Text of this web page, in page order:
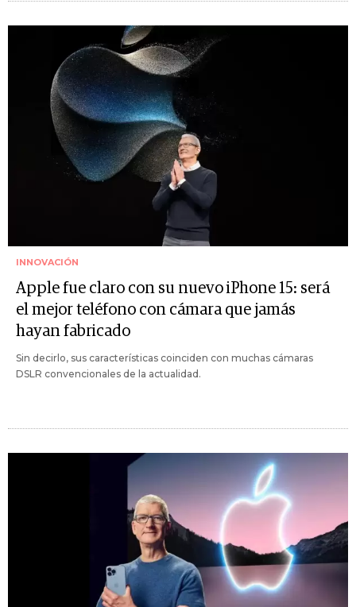
INNOVACIÓN
Apple fue claro con su nuevo iPhone 15: será
el mejor teléfono con cámara que jamás
hayan fabricado
Sin decirlo, sus características coinciden con muchas cámaras
DSLR convencionales de la actualidad.